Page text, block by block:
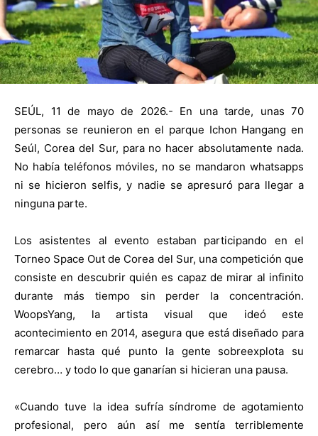
SEÚL, 11 de mayo de 2026.- En una tarde, unas 70
personas se reunieron en el parque Ichon Hangang en
Seúl, Corea del Sur, para no hacer absolutamente nada.
No había teléfonos móviles, no se mandaron whatsapps
ni se hicieron selfis, y nadie se apresuró para llegar a
ninguna parte.
Los asistentes al evento estaban participando en el
Torneo Space Out de Corea del Sur, una competición que
consiste en descubrir quién es capaz de mirar al infinito
durante más tiempo sin perder la concentración.
WoopsYang, la artista visual que ideó este
acontecimiento en 2014, asegura que está diseñado para
remarcar hasta qué punto la gente sobreexplota su
cerebro… y todo lo que ganarían si hicieran una pausa.
«Cuando tuve la idea sufría síndrome de agotamiento
profesional, pero aún así me sentía terriblemente